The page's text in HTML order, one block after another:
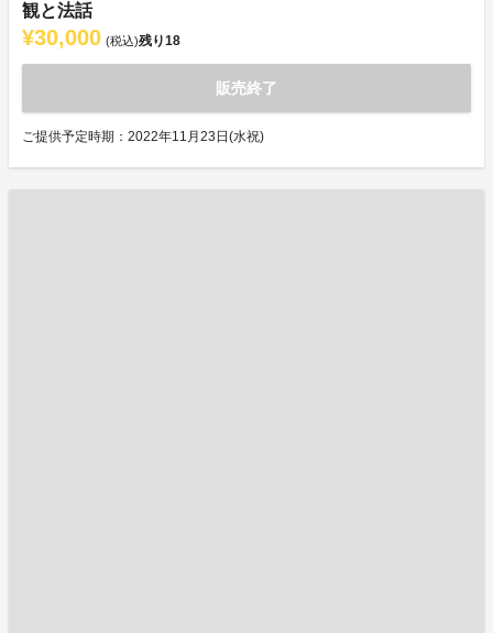
観と法話
¥30,000 (税込)残り18
販売終了
ご提供予定時期：2022年11月23日(水祝)